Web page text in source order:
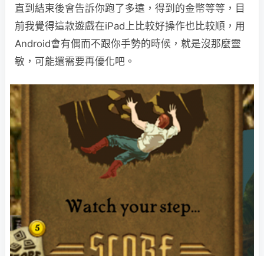
直到結束後會告訴你跑了多遠，得到的金幣等等，目
前我覺得這款遊戲在iPad上比較好操作也比較順，用
Android會有偶而不跟你手勢的時候，就是沒那麼靈
敏，可能還需要再優化吧。